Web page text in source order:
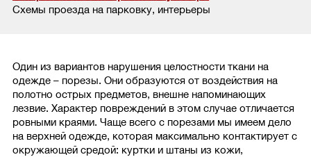
Схемы проезда на парковку, интерьеры
Один из вариантов нарушения целостности ткани на
одежде – порезы. Они образуются от воздействия на
полотно острых предметов, внешне напоминающих
лезвие. Характер повреждений в этом случае отличается
ровными краями. Чаще всего с порезами мы имеем дело
на верхней одежде, которая максимально контактирует с
окружающей средой: куртки и штаны из кожи,